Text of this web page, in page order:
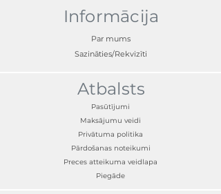
Informācija
Par mums
Sazināties/Rekvizīti
Atbalsts
Pasūtījumi
Maksājumu veidi
Privātuma politika
Pārdošanas noteikumi
Preces atteikuma veidlapa
Piegāde